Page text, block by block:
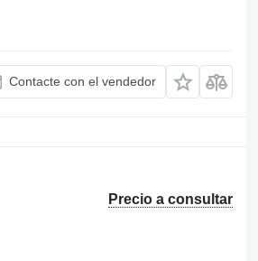
Contacte con el vendedor
Precio a consultar